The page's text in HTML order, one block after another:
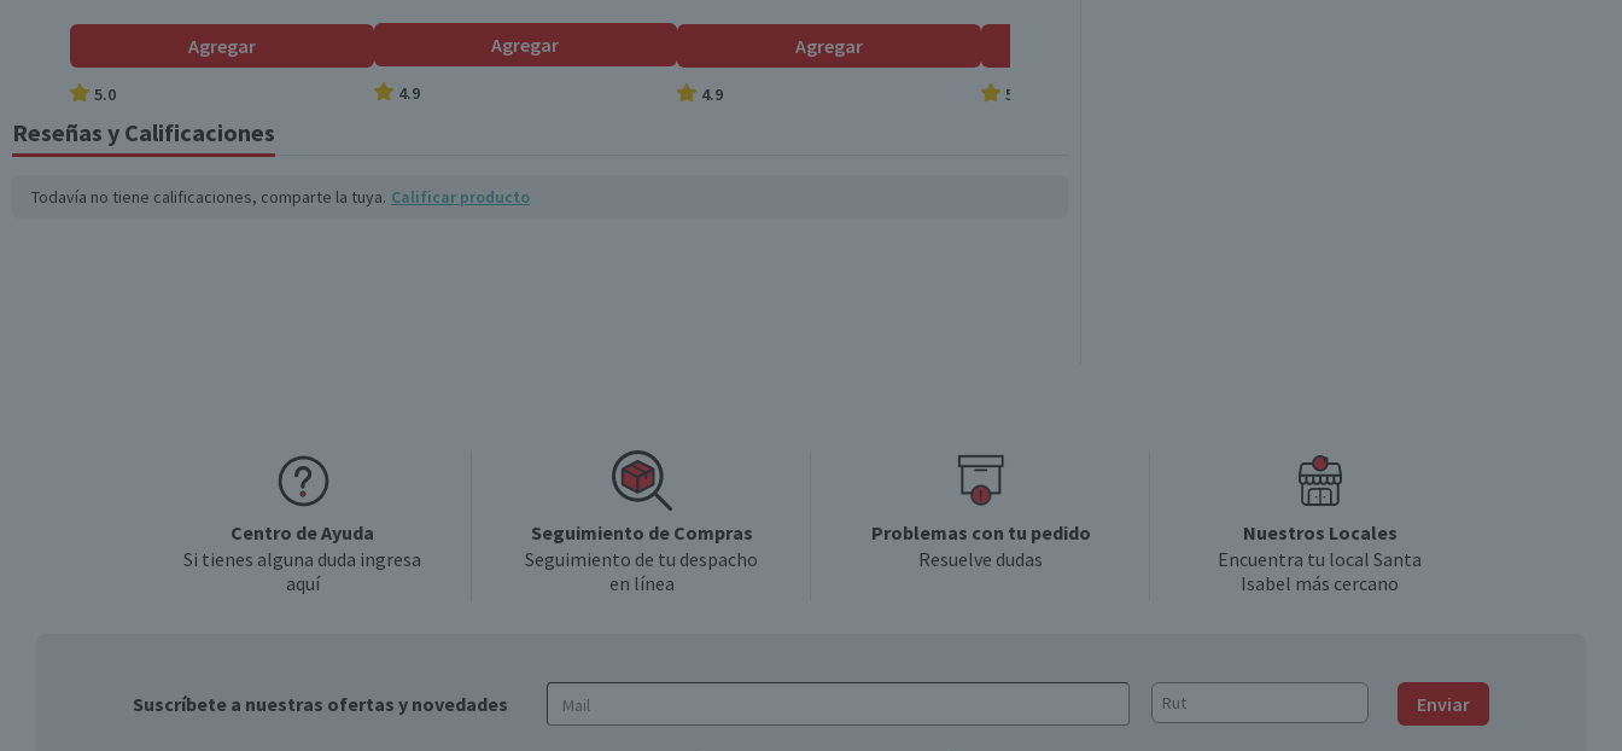
Variedad LED
Alto cm
Largo cm
Agregar
5.0
Agregar
4.9
Agregar
4.9 5.0
Reseñas y Calificaciones
Todavía no tiene calificaciones, comparte la tuya. Calificar producto
Centro de Ayuda
Si tienes alguna duda ingresa
aquí
Seguimiento de Compras
Seguimiento de tu despacho
en línea
Problemas con tu pedido
Resuelve dudas
Nuestros Locales
Encuentra tu local Santa
Isabel más cercano
Suscríbete a nuestras ofertas y novedades Enviar